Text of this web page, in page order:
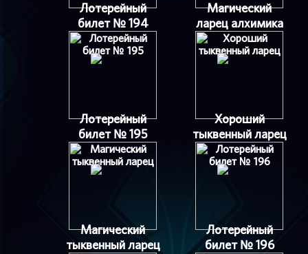
Лотерейный
билет № 194
Магический
ларец алхимика
Лотерейный
билет № 195
Хороший
тыквенный ларец
Магический
тыквенный ларец
Лотерейный
билет № 196